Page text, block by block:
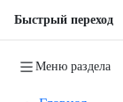
Быстрый переход
Меню раздела